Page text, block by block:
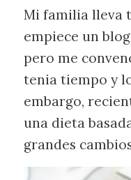
Mi familia lleva
empiece un
pero me
tenia tiempo y
embargo,
una dieta
grandes